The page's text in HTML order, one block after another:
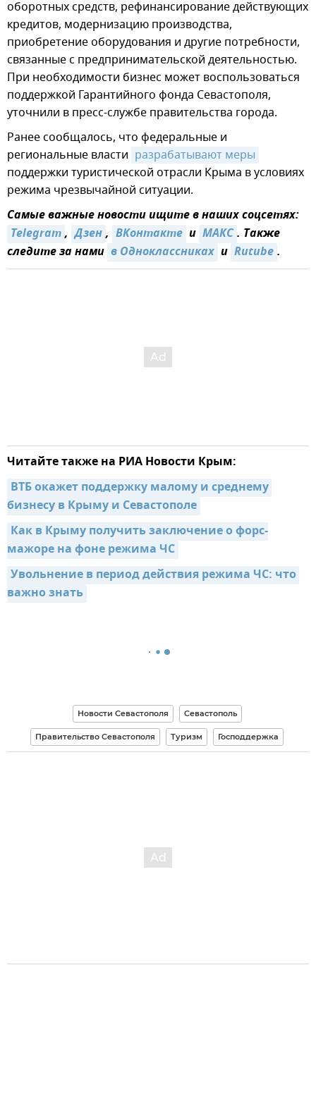
оборотных средств, рефинансирование действующих
кредитов, модернизацию производства,
приобретение оборудования и другие потребности,
связанные с предпринимательской деятельностью.
При необходимости бизнес может воспользоваться
поддержкой Гарантийного фонда Севастополя,
уточнили в пресс-службе правительства города.
Ранее сообщалось, что федеральные и
региональные власти разрабатывают меры
поддержки туристической отрасли Крыма в условиях
режима чрезвычайной ситуации.
Самые важные новости ищите в наших соцсетях:
Telegram, Дзен, ВКонтакте и МАКС. Также
следите за нами в Одноклассниках и Rutube.
Читайте также на РИА Новости Крым:
ВТБ окажет поддержку малому и среднему
бизнесу в Крыму и Севастополе
Как в Крыму получить заключение о форс-
мажоре на фоне режима ЧС
Увольнение в период действия режима ЧС: что
важно знать
Новости Севастополя Севастополь
Правительство Севастополя Туризм Господдержка